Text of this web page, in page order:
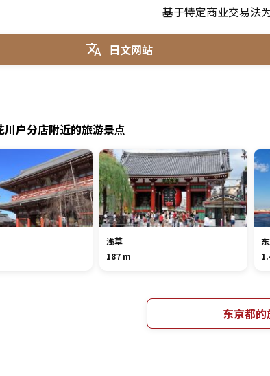
基于特定商业交易法
日文网站
户分店附近的旅游景点
浅草
187 m
东京都